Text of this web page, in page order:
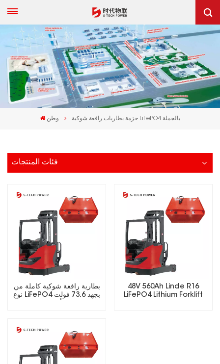
وطن حزمة بطاريات رافعة شوكية LiFePO4 بالجملة
فئات المنتجات
بطارية رافعة شوكية كاملة من
نوع LiFePO4 بجهد 73.6 فولت
48V 560Ah Linde R16
LiFePO4 Lithium Forklift